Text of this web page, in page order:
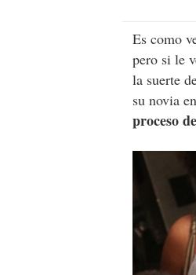
Es como
pero si le
la suerte
su novia
proceso